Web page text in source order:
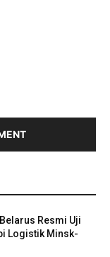
Resmi Uji
Logistik Minsk-